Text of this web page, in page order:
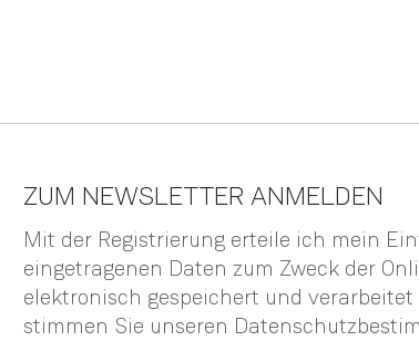
ZUM NEWSLETTER ANMELDEN
Mit der Registrierung erteile ich mein
eingetragenen Daten zum Zweck der
elektronisch gespeichert und
stimmen Sie unseren